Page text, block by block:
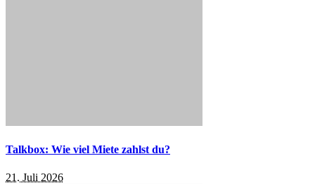
Talkbox: Wie viel Miete zahlst du?
21. Juli 2026